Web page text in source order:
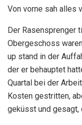
Von vorne sah alles
Der Rasensprenger
Obergeschoss
up stand in der
der er behauptet
Quartal bei der
Kosten gestritten,
geküsst und gesagt,